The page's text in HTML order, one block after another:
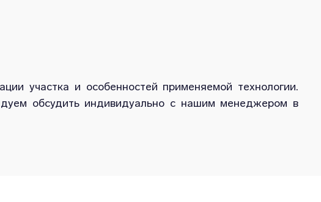
участка и особенностей применяемой технологии.
обсудить индивидуально с нашим менеджером в